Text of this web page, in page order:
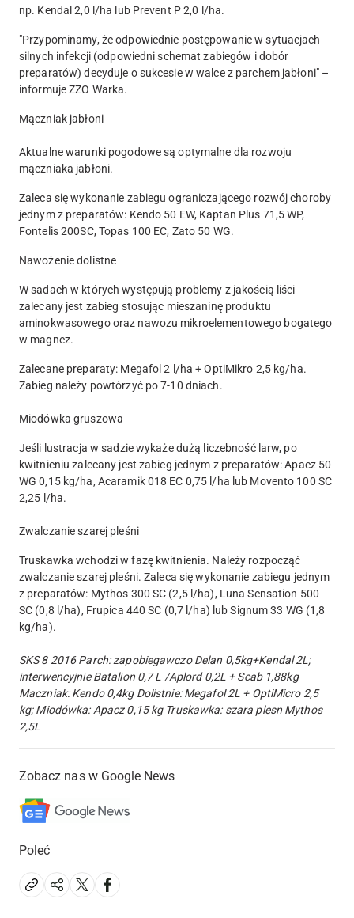
np. Kendal 2,0 l/ha lub Prevent P 2,0 l/ha.
"Przypominamy, że odpowiednie postępowanie w sytuacjach
silnych infekcji (odpowiedni schemat zabiegów i dobór
preparatów) decyduje o sukcesie w walce z parchem jabłoni" –
informuje ZZO Warka.
Mączniak jabłoni
Aktualne warunki pogodowe są optymalne dla rozwoju
mączniaka jabłoni.
Zaleca się wykonanie zabiegu ograniczającego rozwój choroby
jednym z preparatów: Kendo 50 EW, Kaptan Plus 71,5 WP,
Fontelis 200SC, Topas 100 EC, Zato 50 WG.
Nawożenie dolistne
W sadach w których występują problemy z jakością liści
zalecany jest zabieg stosując mieszaninę produktu
aminokwasowego oraz nawozu mikroelementowego bogatego
w magnez.
Zalecane preparaty: Megafol 2 l/ha + OptiMikro 2,5 kg/ha.
Zabieg należy powtórzyć po 7-10 dniach.
Miodówka gruszowa
Jeśli lustracja w sadzie wykaże dużą liczebność larw, po
kwitnieniu zalecany jest zabieg jednym z preparatów: Apacz 50
WG 0,15 kg/ha, Acaramik 018 EC 0,75 l/ha lub Movento 100 SC
2,25 l/ha.
Zwalczanie szarej pleśni
Truskawka wchodzi w fazę kwitnienia. Należy rozpocząć
zwalczanie szarej pleśni. Zaleca się wykonanie zabiegu jednym
z preparatów: Mythos 300 SC (2,5 l/ha), Luna Sensation 500
SC (0,8 l/ha), Frupica 440 SC (0,7 l/ha) lub Signum 33 WG (1,8
kg/ha).
SKS 8 2016 Parch: zapobiegawczo Delan 0,5kg+Kendal 2L;
interwencyjnie Batalion 0,7 L /Aplord 0,2L + Scab 1,88kg
Maczniak: Kendo 0,4kg Dolistnie: Megafol 2L + OptiMicro 2,5
kg; Miodówka: Apacz 0,15 kg Truskawka: szara plesn Mythos
2,5L
Zobacz nas w Google News
Poleć